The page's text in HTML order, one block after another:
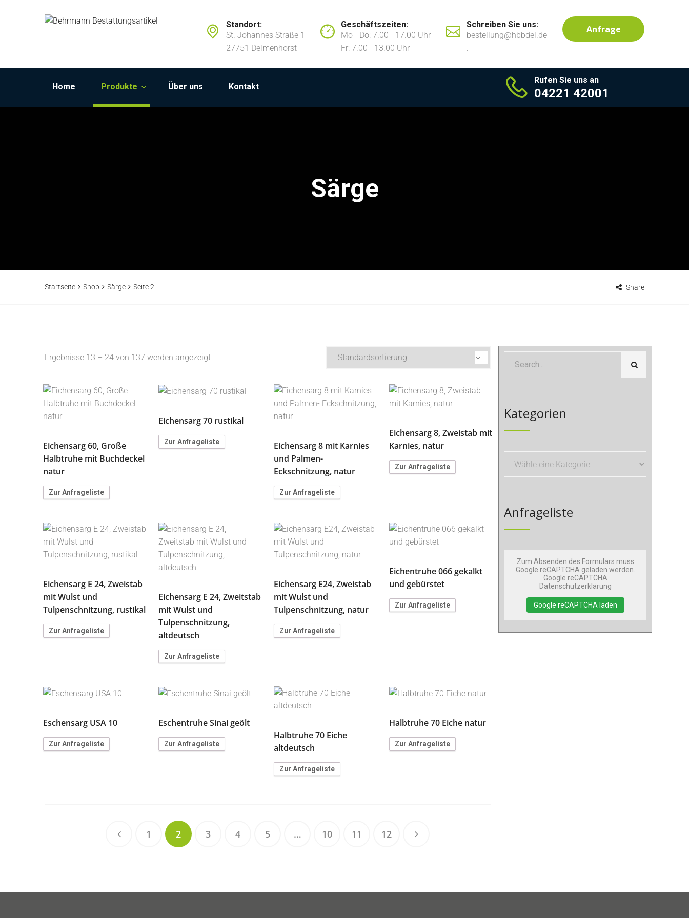
Standort:
St. Johannes Straße 1
27751 Delmenhorst
Geschäftszeiten:
Mo - Do: 7.00 - 17.00 Uhr
Fr: 7.00 - 13.00 Uhr
Schreiben Sie uns:
bestellung@hbbdel.de
.
Anfrage
Home Produkte Über uns Kontakt
Rufen Sie uns an
04221 42001
Särge
Startseite Shop Särge Seite 2 Share
Ergebnisse 13 – 24 von 137 werden angezeigt
Eichensarg 60, Große
Halbtruhe mit Buchdeckel
natur
Zur Anfrageliste
Eichensarg 70 rustikal
Zur Anfrageliste
Eichensarg 8 mit Karnies
und Palmen-
Eckschnitzung, natur
Zur Anfrageliste
Eichensarg 8, Zweistab mit
Karnies, natur
Zur Anfrageliste
Eichensarg E 24, Zweistab
mit Wulst und
Tulpenschnitzung, rustikal
Zur Anfrageliste
Eichensarg E 24, Zweitstab
mit Wulst und
Tulpenschnitzung,
altdeutsch
Zur Anfrageliste
Eichensarg E24, Zweistab
mit Wulst und
Tulpenschnitzung, natur
Zur Anfrageliste
Eichentruhe 066 gekalkt
und gebürstet
Zur Anfrageliste
Eschensarg USA 10
Zur Anfrageliste
Eschentruhe Sinai geölt
Zur Anfrageliste
Halbtruhe 70 Eiche
altdeutsch
Zur Anfrageliste
Halbtruhe 70 Eiche natur
Zur Anfrageliste
1 2 3 4 5 … 10 11 12
Kategorien
Anfrageliste
Zum Absenden des Formulars muss
Google reCAPTCHA geladen werden.
Google reCAPTCHA
Datenschutzerklärung
Google reCAPTCHA laden